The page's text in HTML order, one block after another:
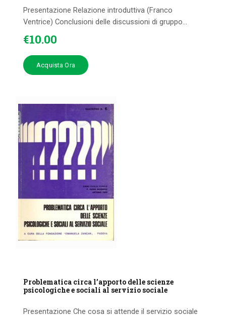
Presentazione Relazione introduttiva (Franco
Ventrice) Conclusioni delle discussioni di gruppo...
€10.00
Acquista Ora
Problematica circa l’apporto delle scienze
psicologiche e sociali al servizio sociale
Presentazione Che cosa si attende il servizio sociale